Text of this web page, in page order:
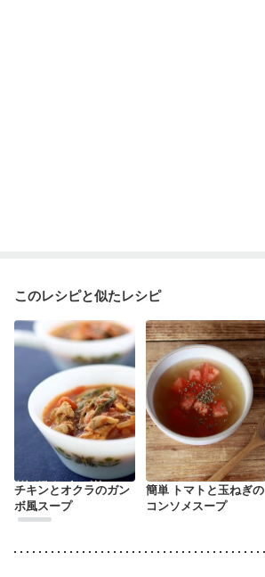
このレシピと似たレシピ
チキンとオクラのガン
ボ風スープ
簡単 トマトと玉ねぎの
コンソメスープ